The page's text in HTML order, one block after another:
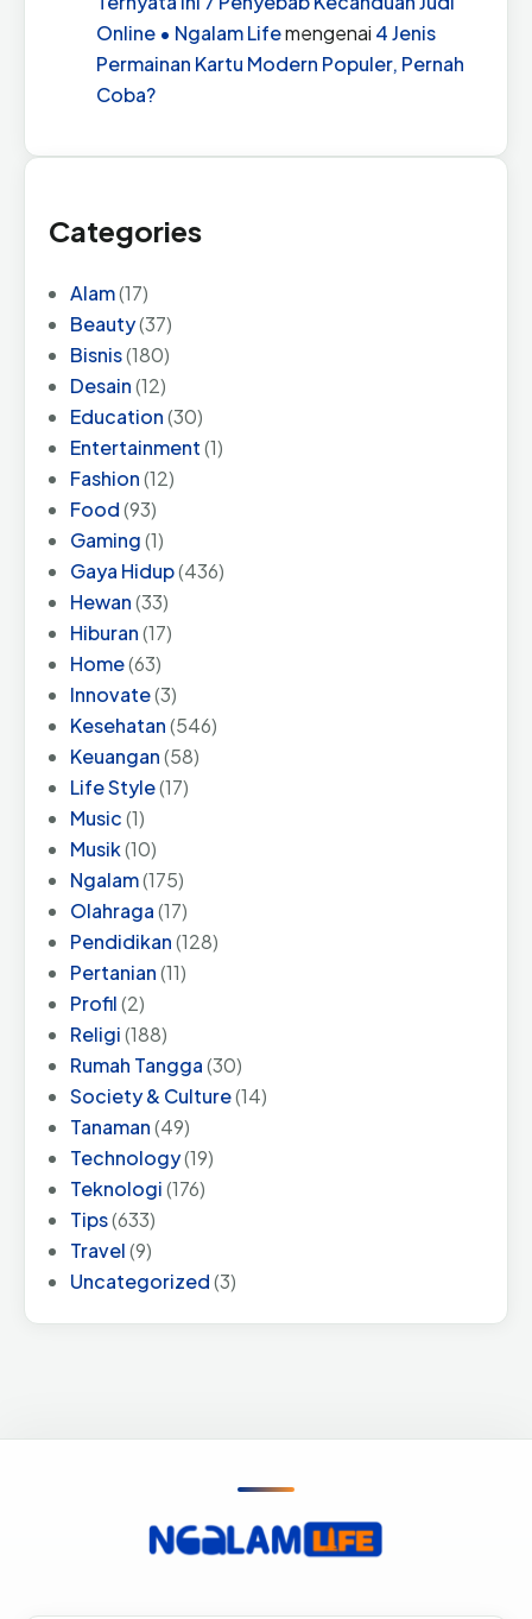
Online • Ngalam Lifemengenai 4 Jenis
Permainan Kartu Modern Populer, Pernah
Coba?
Categories
Alam(17)
Beauty(37)
Bisnis(180)
Desain(12)
Education(30)
Entertainment(1)
Fashion(12)
Food(93)
Gaming(1)
Gaya Hidup(436)
Hewan(33)
Hiburan(17)
Home(63)
Innovate(3)
Kesehatan(546)
Keuangan(58)
Life Style(17)
Music(1)
Musik(10)
Ngalam(175)
Olahraga(17)
Pendidikan(128)
Pertanian(11)
Profil(2)
Religi(188)
Rumah Tangga(30)
Society & Culture(14)
Tanaman(49)
Technology(19)
Teknologi(176)
Tips(633)
Travel(9)
Uncategorized(3)